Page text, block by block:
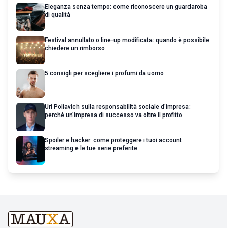
Eleganza senza tempo: come riconoscere un guardaroba
di qualità
Festival annullato o line-up modificata: quando è possibile
chiedere un rimborso
5 consigli per scegliere i profumi da uomo
Uri Poliavich sulla responsabilità sociale d’impresa:
perché un’impresa di successo va oltre il profitto
Spoiler e hacker: come proteggere i tuoi account
streaming e le tue serie preferite